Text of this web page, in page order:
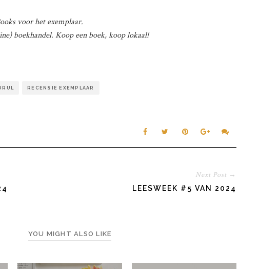
voor het exemplaar.
boekhandel. Koop een boek, koop lokaal!
RECENSIE EXEMPLAAR
Next Post →
LEESWEEK #5 VAN 2024
YOU MIGHT ALSO LIKE